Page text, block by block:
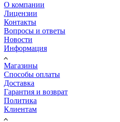
О компании
Лицензии
Контакты
Вопросы и ответы
Новости
Информация
Магазины
Способы оплаты
Доставка
Гарантия и возврат
Политика
Клиентам